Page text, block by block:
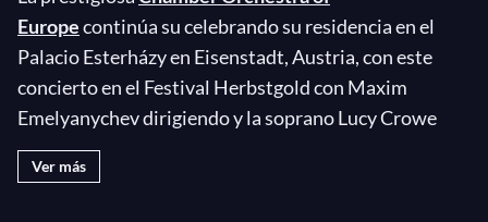
Europecontinúa su celebrando su residencia en el
Palacio Esterházy en Eisenstadt, Austria, con este
concierto en el Festival Herbstgold con Maxim
Emelyanychev dirigiendo y la soprano Lucy Crowe
somo solista.
Ver más